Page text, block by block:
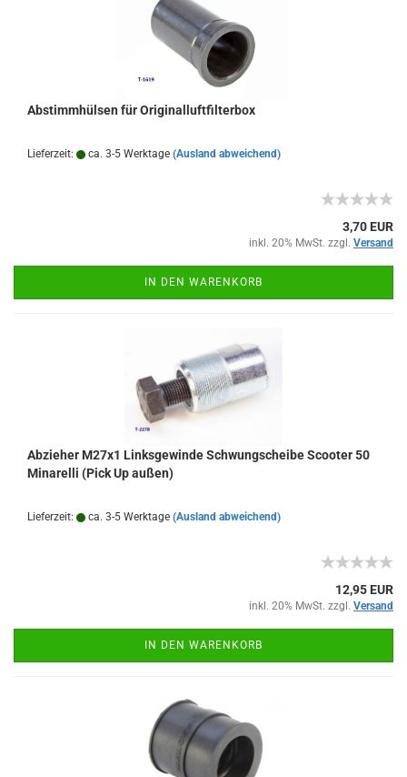
Abstimmhülsen für Originalluftfilterbox
Lieferzeit: ca. 3-5 Werktage (Ausland abweichend)
3,70 EUR
inkl. 20% MwSt. zzgl. Versand
IN DEN WARENKORB
Abzieher M27x1 Linksgewinde Schwungscheibe Scooter 50
Minarelli (Pick Up außen)
Lieferzeit: ca. 3-5 Werktage (Ausland abweichend)
12,95 EUR
inkl. 20% MwSt. zzgl. Versand
IN DEN WARENKORB